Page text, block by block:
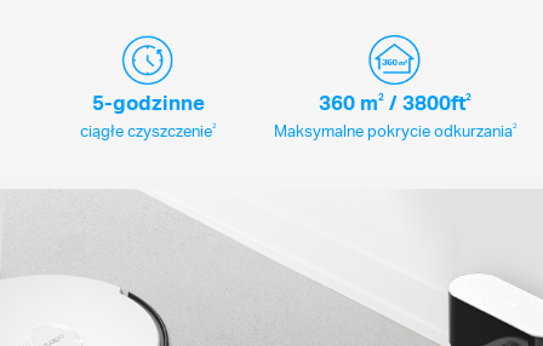
5-godzinne
ciągłe czyszczenie2
360 m2 / 3800ft2
Maksymalne pokrycie odkurzania2